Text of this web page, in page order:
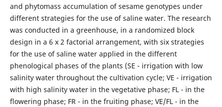
and phytomass accumulation of sesame genotypes under
different strategies for the use of saline water. The research
was conducted in a greenhouse, in a randomized block
design in a 6 x 2 factorial arrangement, with six strategies
for the use of saline water applied in the different
phenological phases of the plants (SE - irrigation with low
salinity water throughout the cultivation cycle; VE - irrigation
with high salinity water in the vegetative phase; FL - in the
flowering phase; FR - in the fruiting phase; VE/FL - in the